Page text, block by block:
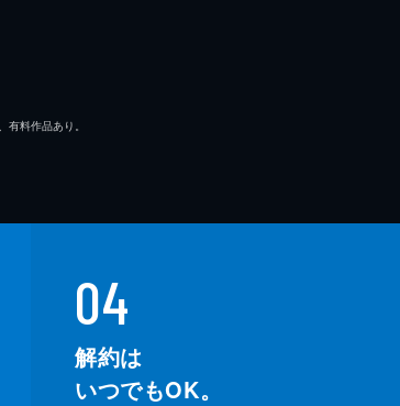
料作品あり。
04
解約は
いつでもOK。